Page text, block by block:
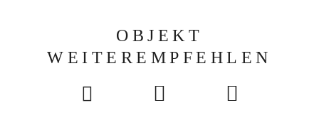
OBJEKT
WEITEREMPFEHLEN